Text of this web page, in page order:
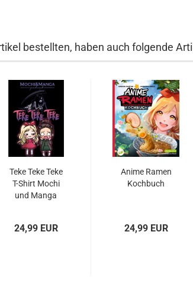
bestellten, haben auch folgende
Teke Teke Teke
T-Shirt Mochi
und Manga
24,99 EUR
Anime Ramen
Kochbuch
24,99 EUR